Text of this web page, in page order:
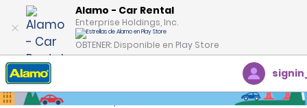
Alamo - Car Rental
Enterprise Holdings, Inc.
OBTENER: Disponible en Play Store
Inicio Oficinas